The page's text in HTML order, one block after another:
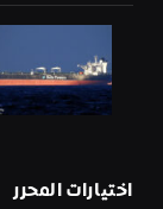
اختيارات المحرر